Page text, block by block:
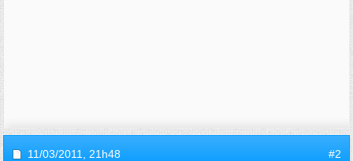
11/03/2011, 21h48 #2